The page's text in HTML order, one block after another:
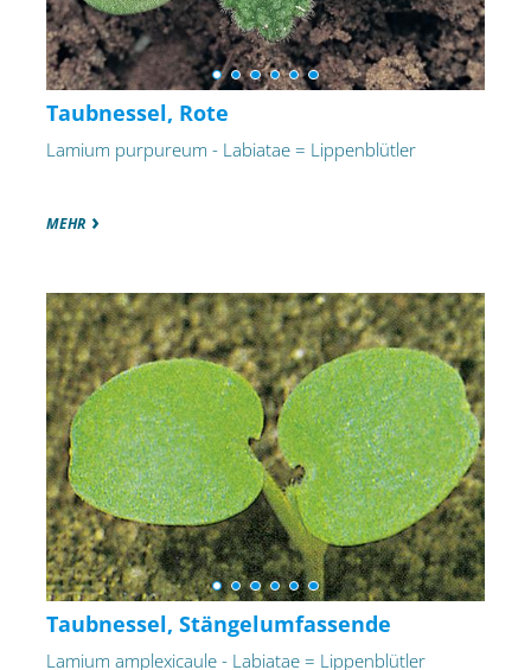
Taubnessel, Rote
Lamium purpureum - Labiatae = Lippenblütler
MEHR
Taubnessel, Stängelumfassende
Lamium amplexicaule - Labiatae = Lippenblütler